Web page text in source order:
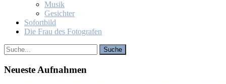
Mu­sik
Ge­sich­ter
So­fort­bild
Die Frau des Fo­to­gra­fen
Neu­es­te Auf­nah­men